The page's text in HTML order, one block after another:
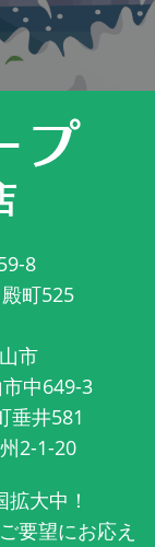
8
町525
市
中649-3
垂井581
2-1-20
大中！
要望にお応え